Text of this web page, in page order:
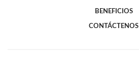
BENEFICIOS
CONTÁCTENOS